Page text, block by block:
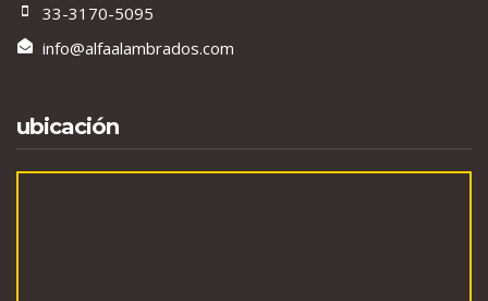
33-3170-5095
info@alfaalambrados.com
ubicación